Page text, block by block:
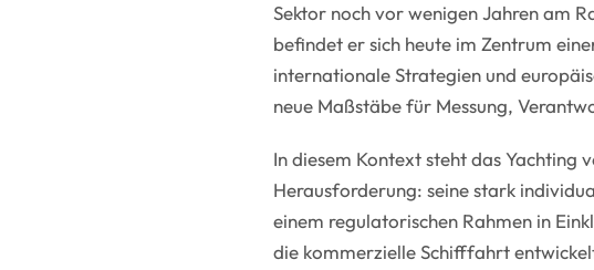
Sektor noch vor wenigen Jahren am
befindet er sich heute im Zentrum
internationale Strategien und
neue Maßstäbe für Messung,
In diesem Kontext steht das Yachting
Herausforderung: seine stark
einem regulatorischen Rahmen in
die kommerzielle Schifffahrt